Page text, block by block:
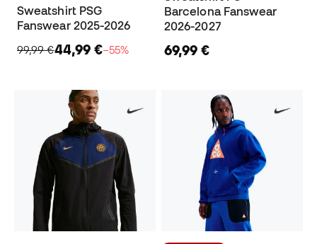
Sweatshirt PSG
Fanswear 2025-2026
99,99 €44,99 €−55%
Barcelona Fanswear
2026-2027
69,99 €